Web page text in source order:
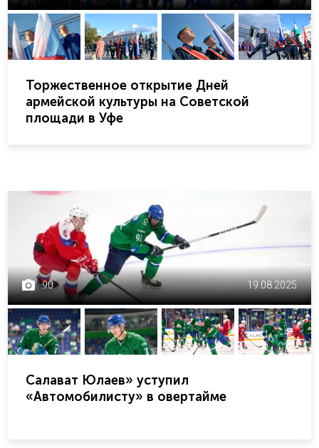
Торжественное открытие Дней
армейской культуры на Советской
площади в Уфе
90 19.08.2025
Салават Юлаев» уступил
«Автомобилисту» в овертайме